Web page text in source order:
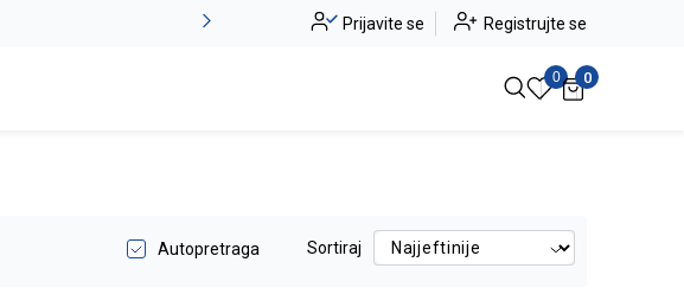
Novo u ponudi - Jadea Pogledaj više
Prijavite se Registrujte se
0 0
Autopretraga Sortiraj